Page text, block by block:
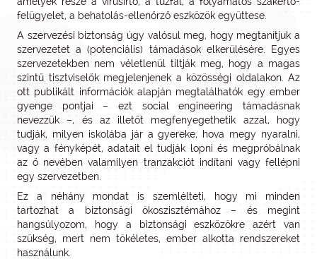
felügyelet, a behatolás-ellenőrző eszközök együttese.
A szervezési biztonság úgy valósul meg, hogy megtanítjuk a
szervezetet a (potenciális) támadások elkerülésére. Egyes
szervezetekben nem véletlenül tiltják meg, hogy a magas
szintű tisztviselők megjelenjenek a közösségi oldalakon. Az
ott publikált információk alapján megtalálhatók egy ember
gyenge pontjai – ezt social engineering támadásnak
nevezzük –, és az illetőt megfenyegethetik azzal, hogy
tudják, milyen iskolába jár a gyereke, hova megy nyaralni,
vagy a fényképét, adatait el tudják lopni és megpróbálnak
az ő nevében valamilyen tranzakciót indítani vagy fellépni
egy szervezetben.
Ez a néhány mondat is szemlélteti, hogy mi minden
tartozhat a biztonsági ökoszisztémához – és megint
hangsúlyozom, hogy a biztonsági eszközökre azért van
szükség, mert nem tökéletes, ember alkotta rendszereket
használunk.